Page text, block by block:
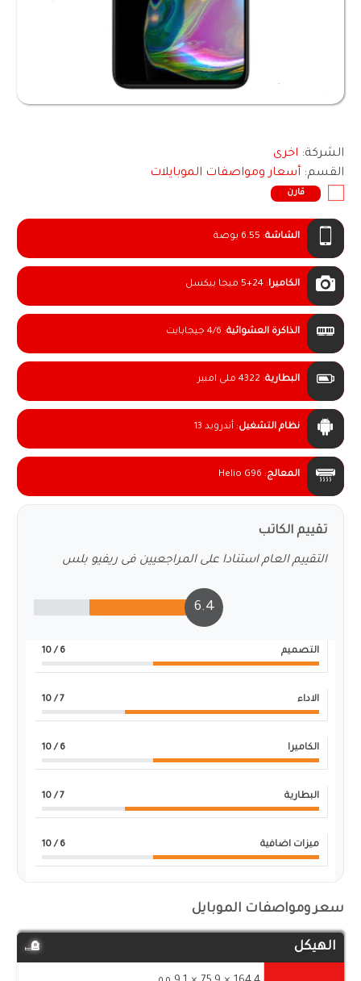
الشركة: اخرى
القسم: أسعار ومواصفات الموبايلات
قارن
الشاشة: 6.55 بوصة
الكاميرا:5+24 ميجا بيكسل
الذاكرة العشوائية: 4/6 جيجابايت
البطارية: 4322 ملى امبير
نظام التشغيل: أندرويد 13
المعالج:
Helio G96
تقييم الكاتب
التقييم العام استنادا على المراجعيين فى ريفيو بلس
6.4
التصميم 6
/ 10
الاداء 7
/ 10
الكاميرا 6
/ 10
البطارية 7
/ 10
ميزات اضافية 6
/ 10
سعر ومواصفات الموبايل
الهيكل